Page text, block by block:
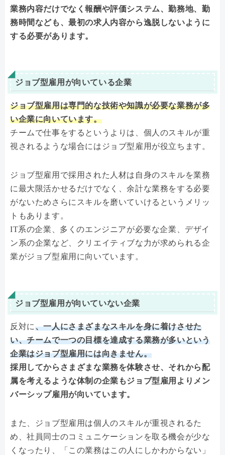
業務内容だけでなく報酬や評価システム、勤務地、勤
務時間なども、最初の求人内容から逸脱しないように
する必要があります。
ジョブ型雇用が向いている企業
ジョブ型雇用は専門的な技術や知識が必要な業務が多
い企業に向いています。
チームで仕事をするというよりは、個人のスキルが重
視されるような場合にはジョブ型雇用が役立ちます。
ジョブ型雇用で採用された人材は自身のスキルを業務
に最大限活かせるだけでなく、余計な業務をする必要
がないためさらにスキルを磨いていけるというメリッ
トもあります。
IT系の企業、多くのエンジニアが必要な企業、デザイ
ン系の企業など、クリエイティブな力が求められる企
業がジョブ型雇用に向いています。
ジョブ型雇用が向いていない企業
反対に、一人にさまざまなスキルを身に着けさせた
い、チームで一つの目標を達成する業務が多いという
企業はジョブ型雇用には向きません。
採用してからさまざまな業務を体験させ、それから配
属を考えるような体制の企業もジョブ型雇用よりメン
バーシップ雇用が向いています。
また、ジョブ型雇用は個人のスキルが重視されるた
め、社員同士のコミュニケーションを取る機会が少な
くなったり、「この業務はこの人にしかわからない」